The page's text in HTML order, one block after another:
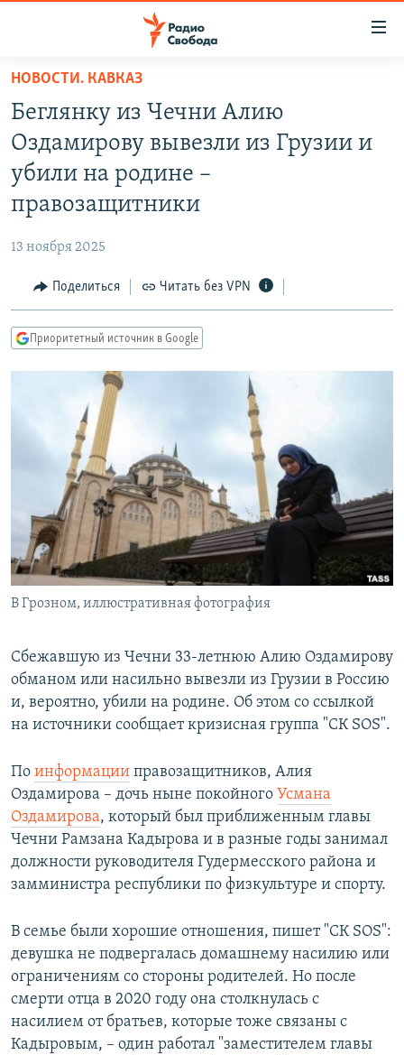
упрощенного
доступа
Вернуться
основному
содержанию
Вернутся
навигации
Вернутся
АВТОРСКИЕ ПРОЕКТЫ
КУЛЬТУРА
IDEL.РЕАЛИИ
КАВКАЗ.РЕАЛИИ
СИБИРЬ.РЕАЛИИ
РАСПИСАНИЕ ВЕЩАНИЯ
ПОДПИШИТЕСЬ НА РАССЫЛКУ
СОЦИАЛЬНЫЕ СЕТИ
НОВОСТИ. КАВКАЗ
Беглянку из Чечни Алию
Оздамирову вывезли из Грузии и
убили на родине –
правозащитники
13 ноября 2025
Поделиться Читать без VPN
Приоритетный источник в Google
В Грозном, иллюстративная фотография
Сбежавшую из Чечни 33-летнюю Алию Оздамирову
обманом или насильно вывезли из Грузии в Россию
и, вероятно, убили на родине. Об этом со ссылкой
на источники сообщает кризисная группа "СК SOS".
По информации правозащитников, Алия
Оздамирова – дочь ныне покойного Усмана
Оздамирова, который был приближенным главы
Чечни Рамзана Кадырова и в разные годы занимал
должности руководителя Гудермесского района и
замминистра республики по физкультуре и спорту.
В семье были хорошие отношения, пишет "СК SOS":
девушка не подвергалась домашнему насилию или
ограничениям со стороны родителей. Но после
смерти отца в 2020 году она столкнулась с
насилием от братьев, которые тоже связаны с
Кадыровым, – один работал "заместителем главы